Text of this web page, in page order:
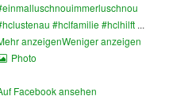
#hclfamilie#hclhilft ...
anzeigenWeniger anzeigen
Photo
Facebook ansehen